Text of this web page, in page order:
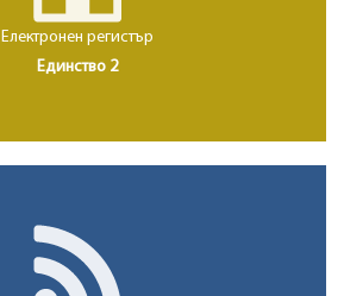
Електронен регистър
Единство 2